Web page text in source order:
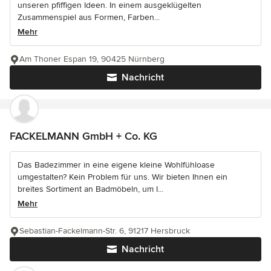
unseren pfiffigen Ideen. In einem ausgeklügelten
Zusammenspiel aus Formen, Farben...
Mehr
Nachricht
Am Thoner Espan 19, 90425 Nürnberg
FACKELMANN GmbH + Co. KG
Das Badezimmer in eine eigene kleine Wohlfühloase
umgestalten? Kein Problem für uns. Wir bieten Ihnen ein
breites Sortiment an Badmöbeln, um I...
Mehr
Nachricht
Sebastian-Fackelmann-Str. 6, 91217 Hersbruck